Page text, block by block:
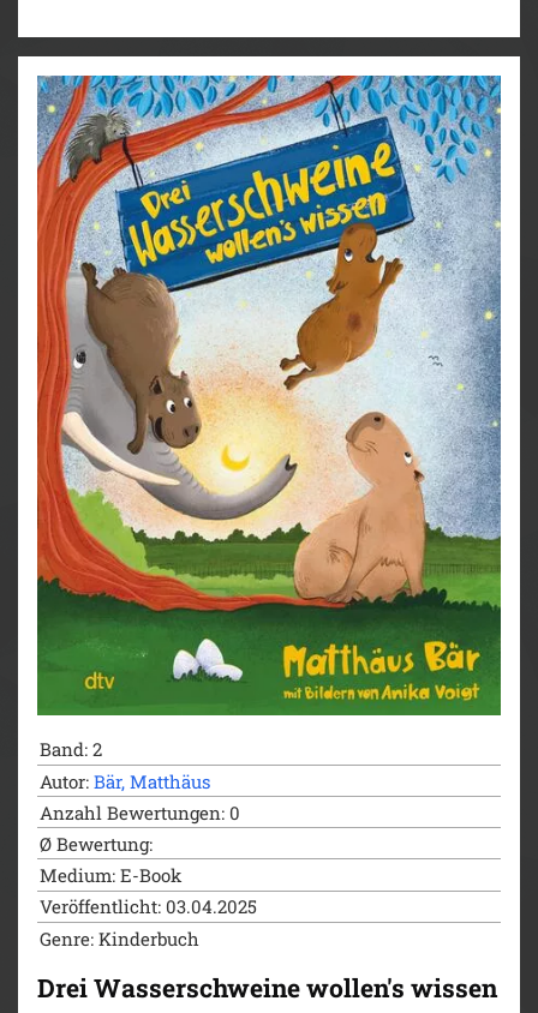
nächtlichen Ausflügen lernen sie die benachbarten
Abenteuer.
Band 2: Das Leben auf der Wiese der Wasserschweine
scheint in bester Ordnung zu sein. Tagsüber lassen
sich Emmy, Raul und Tristan die Sonne auf den Bauch
scheinen, genießen das Futter und entspannen im
Tümpel. Nachts aber schleichen sie auf gewohnte Art
und Weise aus dem Gehege und besuchen ihre
Freunde außerhalb. Doch da verbreitet sich eine
Schreckensnachricht unter den Zootieren: Ein
furchtbares Raubtier hat unter den Flamingos gewütet!
Mehrere Tiere sollen verschwunden sein. Wer würde
so etwas nur tun? Und wo stecken die
verschwundenen Vögel? Emmy, Raul und Tristan
machen sich auf die Suche ...
- Leseprobe mit dem ersten Kapitel aus Band 1 und 2
der Wasserschwein-Reihe
- Ungewöhnliche Protagonisten und beliebtes Zoo-
Setting
- Die nächtlichen Abenteuer der drei Wasserschweine
sind die perfekte Gute-Nacht-Lektüre
Zum kompletten ersten Buch finden Sie Quizfragen
Band: 2
Autor: Bär, Matthäus
Anzahl Bewertungen: 0
Ø Bewertung:
Medium: E-Book
Veröffentlicht: 03.04.2025
Genre: Kinderbuch
Drei Wasserschweine wollen's wissen